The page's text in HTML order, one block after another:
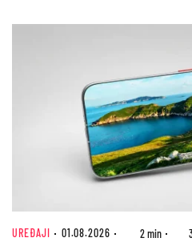
UREĐAJI 01.08.2026 2 min